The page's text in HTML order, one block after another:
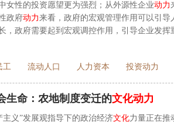
女性的投资愿望更为强烈；从外源性企业动力
政府动力来看，政府的宏观管理作用可以引
，政府需要起到宏观调控作用，引导企业发
工 流动人口 人力资本 投资动力
生命：农地制度变迁的文化动力
主义”发展观指导下的政治经济文化力量正在推